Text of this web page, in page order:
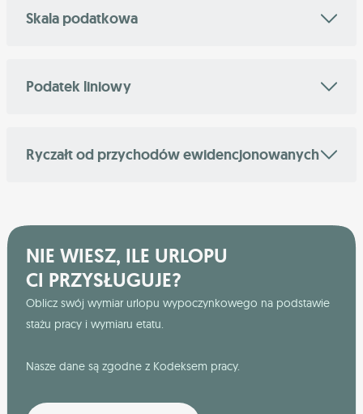
Skala podatkowa
Podatek liniowy
Ryczałt od przychodów ewidencjonowanych
NIE WIESZ, ILE URLOPU
CI PRZYSŁUGUJE?
Oblicz swój wymiar urlopu wypoczynkowego na podstawie
stażu pracy i wymiaru etatu.
Nasze dane są zgodne z Kodeksem pracy.